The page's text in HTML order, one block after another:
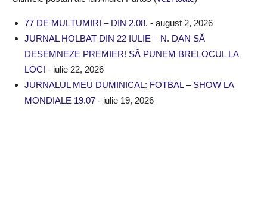
77 DE MULȚUMIRI – DIN 2.08. - august 2, 2026
JURNAL HOLBAT DIN 22 IULIE – N. DAN SĂ
DESEMNEZE PREMIER! SĂ PUNEM BRELOCUL LA
LOC! - iulie 22, 2026
JURNALUL MEU DUMINICAL: FOTBAL – SHOW LA
MONDIALE 19.07 - iulie 19, 2026